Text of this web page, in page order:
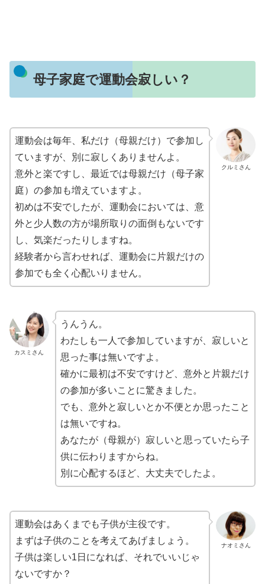
母子家庭で運動会寂しい？
クルミさん
運動会は毎年、私だけ（母親だけ）で参加し
ていますが、別に寂しくありませんよ。
意外と楽ですし、最近では母親だけ（母子家
庭）の参加も増えていますよ。
初めは不安でしたが、運動会においては、意
外と少人数の方が場所取りの面倒もないです
し、気楽だったりしますね。
経験者から言わせれば、運動会に片親だけの
参加でも全く心配いりません。
カスミさん
うんうん。
わたしも一人で参加していますが、寂しいと
思った事は無いですよ。
確かに最初は不安ですけど、意外と片親だけ
の参加が多いことに驚きました。
でも、意外と寂しいとか不便とか思ったこと
は無いですね。
あなたが（母親が）寂しいと思っていたら子
供に伝わりますからね。
別に心配するほど、大丈夫でしたよ。
ナオミさん
運動会はあくまでも子供が主役です。
まずは子供のことを考えてあげましょう。
子供は楽しい1日になれば、それでいいじゃ
ないですか？